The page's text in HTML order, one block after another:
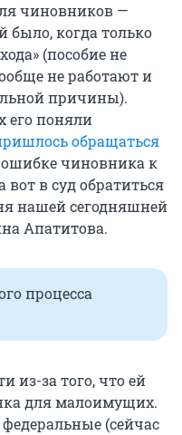
чиновников —
было, когда только
(пособие не
не работают и
причины).
его поняли
обращаться
чиновника к
вот в суд обратиться
нашей сегодняшней
Апатитова.
процесса
из-за того, что ей
для малоимущих.
(сейчас